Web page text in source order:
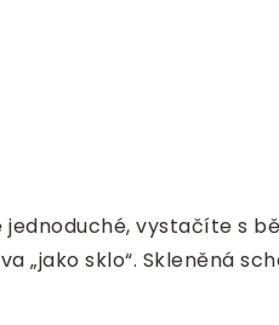
vystačíte s
„jako sklo“. Skleněná